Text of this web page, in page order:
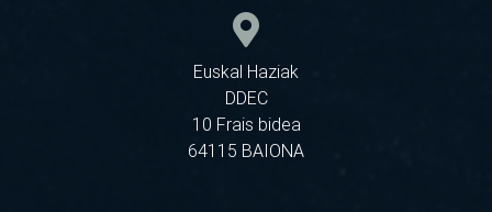
Euskal Haziak
DDEC
10 Frais bidea
64115 BAIONA